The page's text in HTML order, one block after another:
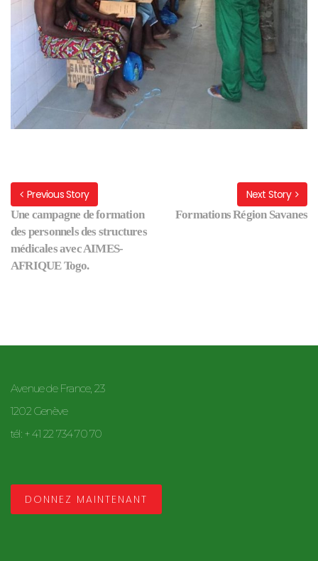
Previous Story
Une campagne de formation
des personnels des structures
médicales avec AIMES-
AFRIQUE Togo.
Next Story
Formations Région Savanes
Avenue de France, 23
1202 Genève
tél: + 41 22 734 70 70
DONNEZ MAINTENANT